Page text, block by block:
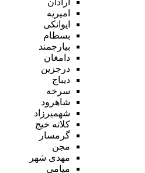
امیریه
ایوانکی
بسطام
بیارجمند
دامغان
درجزین
دیباج
سرخه
شاهرود
شهمیرزاد
کلاته خیج
گرمسار
مجن
مهدی شهر
میامی